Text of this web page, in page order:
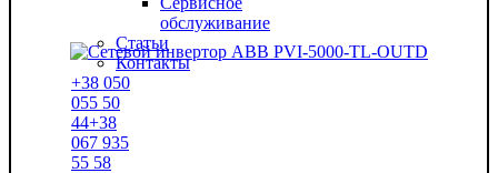
обслуживание
Статьи
Контакты
+38 050
055 50
44+38
067 935
55 58